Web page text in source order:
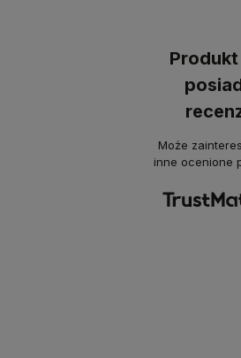
Produkt
Może
inne ocenione